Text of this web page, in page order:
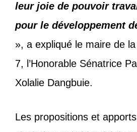
leur joie de pouvoir
pour le développement
», a expliqué le maire de
7, l’Honorable Sénatrice
Xolalie Dangbuie.
Les propositions et